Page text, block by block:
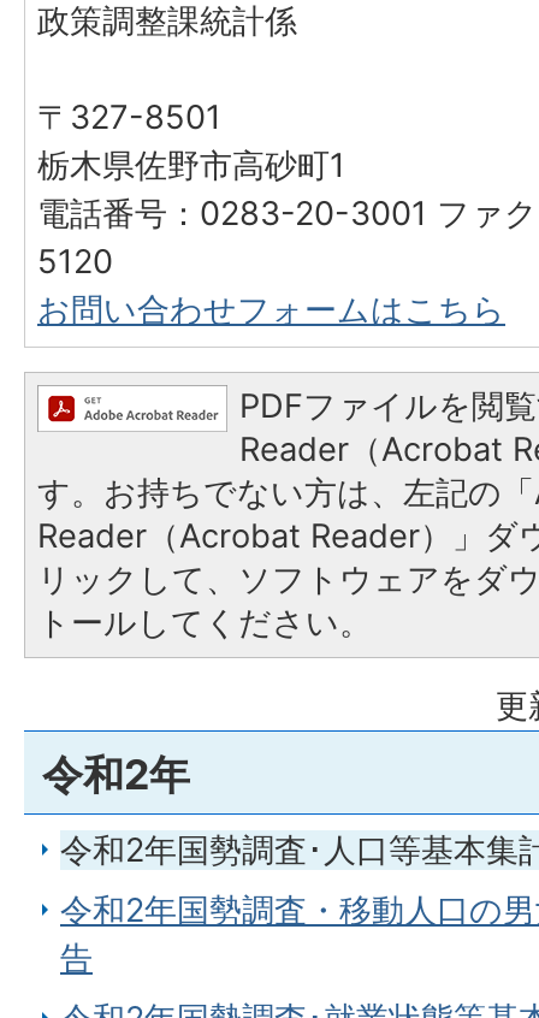
政策調整課統計係
〒327-8501
栃木県佐野市高砂町1
電話番号：0283-20-3001 ファ
5120
お問い合わせフォームはこちら
PDFファイルを閲
Reader（Acrobat
す。お持ちでない方は、左記の
Reader（Acrobat Reader）」ダ
リックして、ソフトウェアをダ
トールしてください。
更
令和2年
令和2年国勢調査･人口等基本集
令和2年国勢調査・移動人口の
告